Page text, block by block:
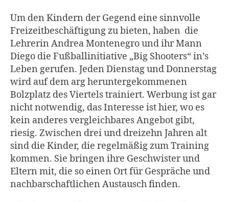
Um den Kindern der Gegend eine sinnvolle
Freizeitbeschäftigung zu bieten, haben die
Lehrerin Andrea Montenegro und ihr Mann
Diego die Fußballinitiative „Big Shooters“ in’s
Leben gerufen. Jeden Dienstag und Donnerstag
wird auf dem arg heruntergekommenen
Bolzplatz des Viertels trainiert. Werbung ist gar
nicht notwendig, das Interesse ist hier, wo es
kein anderes vergleichbares Angebot gibt,
riesig. Zwischen drei und dreizehn Jahren alt
sind die Kinder, die regelmäßig zum Training
kommen. Sie bringen ihre Geschwister und
Eltern mit, die so einen Ort für Gespräche und
nachbarschaftlichen Austausch finden.